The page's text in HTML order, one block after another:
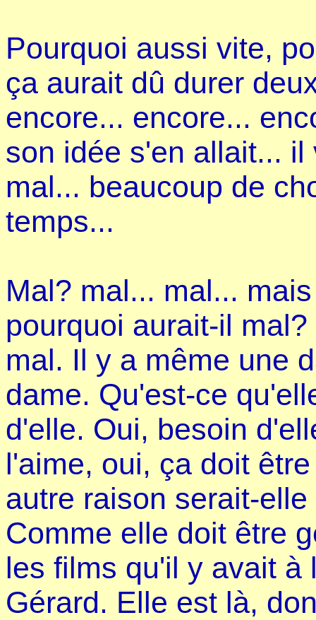
Pourquoi aussi vite,
ça aurait dû durer
encore... encore...
son idée s'en allait...
mal... beaucoup de
temps...
Mal? mal... mal...
pourquoi aurait-il
mal. Il y a même une
dame. Qu'est-ce
d'elle. Oui, besoin
l'aime, oui, ça doit
autre raison serait-
Comme elle doit être
les films qu'il y avait à
Gérard. Elle est là,